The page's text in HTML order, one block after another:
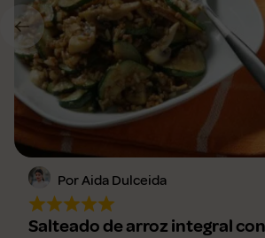
Por Aida Dulceida
Salteado de arroz integral con